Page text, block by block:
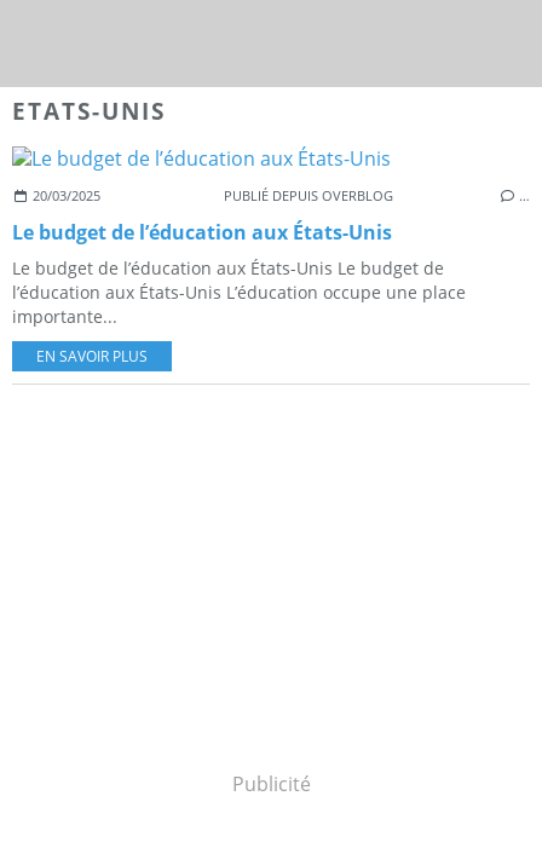
ETATS-UNIS
20/03/2025 PUBLIÉ DEPUIS OVERBLOG …
Le budget de l’éducation aux États-Unis
Le budget de l’éducation aux États-Unis Le budget de
l’éducation aux États-Unis L’éducation occupe une place
importante...
EN SAVOIR PLUS
Publicité